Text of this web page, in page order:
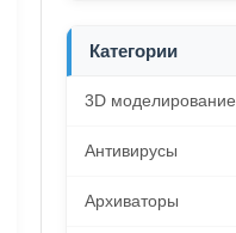
Категории
3D моделирование
Антивирусы
Архиваторы